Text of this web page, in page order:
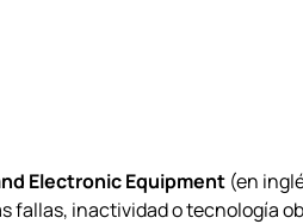
Electronic Equipment (en
inactividad o tecnología